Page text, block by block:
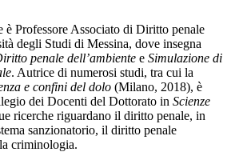
è Professore Associato di Diritto penale
degli Studi di Messina, dove insegna
penale dell’ambiente e Simulazione di
. Autrice di numerosi studi, tra cui la
e confini del dolo (Milano, 2018), è
dei Docenti del Dottorato in Scienze
ricerche riguardano il diritto penale, in
sanzionatorio, il diritto penale
criminologia.